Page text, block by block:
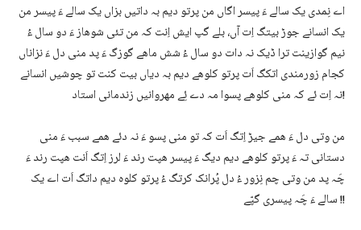
اے نِمدی یک سالے ءَ پیسر اگاں من پرتو دیم بہ داتیں بزاں یک سالے ءَ پیسر من
یک انسانے جوڑ بیتگ اِت آں، بلے گپ ایش اِنت کہ من تئی شوھاز ءَ دو سال ءُ
نیم گوازینت ترا ڈیک نہ دات دو سال ءُ شش ماھے گوزگ ءَ پد منی دل ءَ نزاناں
کجام زورمندی اتکگ اَت پرتو کلوھے دیم بہ دیاں بیت کنت تو چوشیں انسانے
نہ اِت ئے کہ منی کلوھے پسوا مہ دے ئِے مھروانیں زندمانی استاد!
من وتی دل ءَ ھمے جیڑ اِتگ اَت کہ تو منی پسو ءَ نہ دئے ھمے سبب ءَ منی
دستانی تہ ءَ پرتو کلوھے دیم دیگ ءَ پیسر ھپت رند ءَ لرز اِتگ اَنت ھپت رند ءَ
چَہ پد من وتی چم نِزور ءُ دل پُرانک کرتگ ءُ پرتو کلوہ دیم داتگ اَت اے یک
سالے ءَ چَہ پیسری گپّے !!